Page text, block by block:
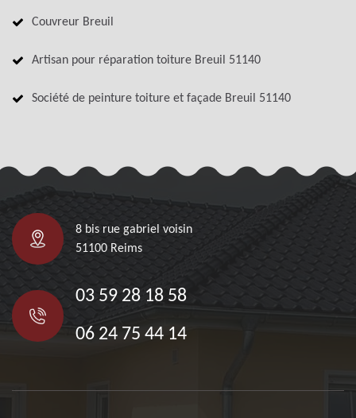
Couvreur Breuil
Artisan pour réparation toiture Breuil 51140
Société de peinture toiture et façade Breuil 51140
8 bis rue gabriel voisin
51100 Reims
03 59 28 18 58
06 24 75 44 14